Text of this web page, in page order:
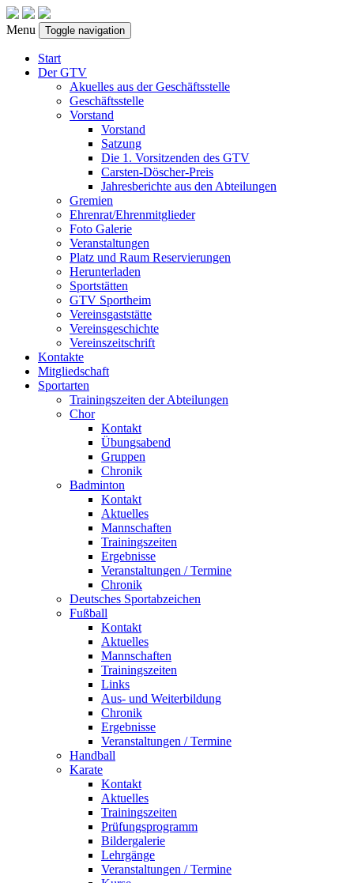
Menu Toggle navigation
Start
Der GTV
Akuelles aus der Geschäftsstelle
Geschäftsstelle
Vorstand
Vorstand
Satzung
Die 1. Vorsitzenden des GTV
Carsten-Döscher-Preis
Jahresberichte aus den Abteilungen
Gremien
Ehrenrat/Ehrenmitglieder
Foto Galerie
Veranstaltungen
Platz und Raum Reservierungen
Herunterladen
Sportstätten
GTV Sportheim
Vereinsgaststätte
Vereinsgeschichte
Vereinszeitschrift
Kontakte
Mitgliedschaft
Sportarten
Trainingszeiten der Abteilungen
Chor
Kontakt
Übungsabend
Gruppen
Chronik
Badminton
Kontakt
Aktuelles
Mannschaften
Trainingszeiten
Ergebnisse
Veranstaltungen / Termine
Chronik
Deutsches Sportabzeichen
Fußball
Kontakt
Aktuelles
Mannschaften
Trainingszeiten
Links
Aus- und Weiterbildung
Chronik
Ergebnisse
Veranstaltungen / Termine
Handball
Karate
Kontakt
Aktuelles
Trainingszeiten
Prüfungsprogramm
Bildergalerie
Lehrgänge
Veranstaltungen / Termine